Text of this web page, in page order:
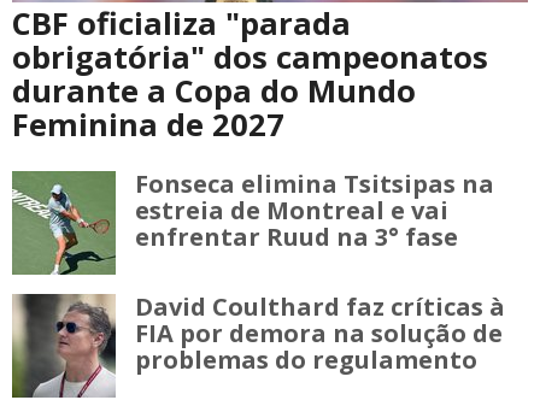
CBF oficializa "parada
obrigatória" dos campeonatos
durante a Copa do Mundo
Feminina de 2027
Fonseca elimina Tsitsipas na
estreia de Montreal e vai
enfrentar Ruud na 3° fase
David Coulthard faz críticas à
FIA por demora na solução de
problemas do regulamento